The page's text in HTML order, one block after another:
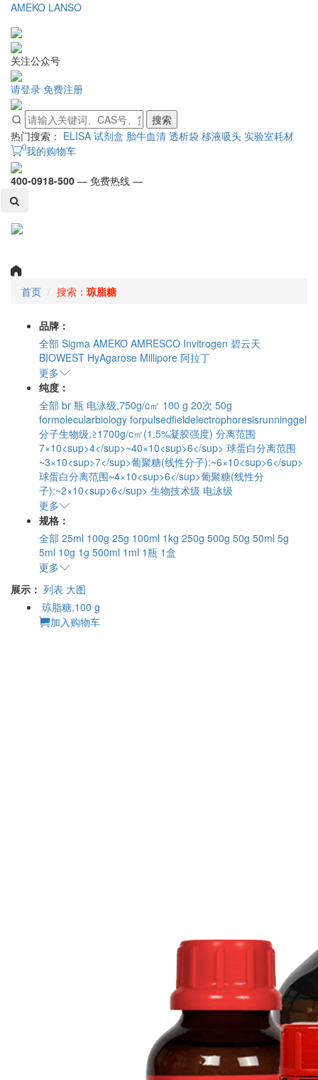
AMEKO LANSO
关注公众号
请登录 免费注册
搜索
热门搜索： ELISA 试剂盒 胎牛血清 透析袋 移液吸头 实验室耗材
0我的购物车
400-0918-500 — 免费热线 —
首页 搜索： 琼脂糖
品牌：
全部 Sigma AMEKO AMRESCO Invitrogen 碧云天
BIOWEST HyAgarose Millipore 阿拉丁
更多
纯度：
全部 br 瓶 电泳级,750g/c㎡ 100 g 20次 50g
formolecularbiology forpulsedfieldelectrophoresisrunninggel
分子生物级,≥1700g/c㎡(1.5%凝胶强度) 分离范围
7×10<sup>4</sup>~40×10<sup>6</sup> 球蛋白分离范围
~3×10<sup>7</sup>葡聚糖(线性分子):~6×10<sup>6</sup>
球蛋白分离范围~4×10<sup>6</sup>葡聚糖(线性分
子):~2×10<sup>6</sup> 生物技术级 电泳级
更多
规格：
全部 25ml 100g 25g 100ml 1kg 250g 500g 50g 50ml 5g
5ml 10g 1g 500ml 1ml 1瓶 1盒
更多
展示： 列表 大图
琼脂糖,100 g
加入购物车